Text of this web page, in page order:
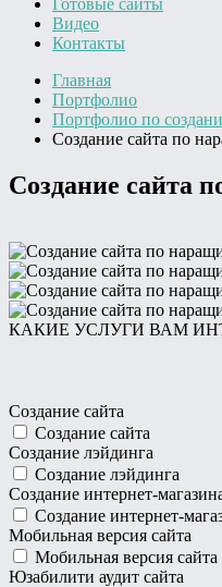
Готовые сайты
Видео
Контакты
Главная
Портфолио
Портфолио по
Создание сайта по
Создание сайта
КАКИЕ УСЛУГИ ВАМ
Создание сайта
Создание сайта
Создание лэйдинга
Создание лэйдинга
Создание интернет-
Создание интернет-
Мобильная версия сайта
Мобильная версия сайта
Юзабилити аудит сайта